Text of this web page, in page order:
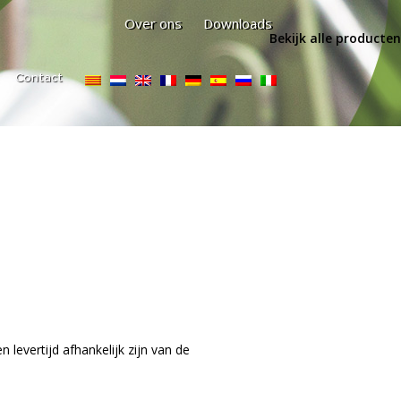
Over ons Downloads
Contact
levertijd afhankelijk zijn van de
Bekijk alle producten